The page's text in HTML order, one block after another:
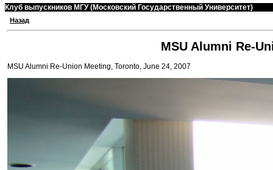
Клуб выпускников МГУ (Московский Государственный Университет)
Назад
MSU Alumni Re-
MSU Alumni Re-Union Meeting, Toronto, June 24, 2007